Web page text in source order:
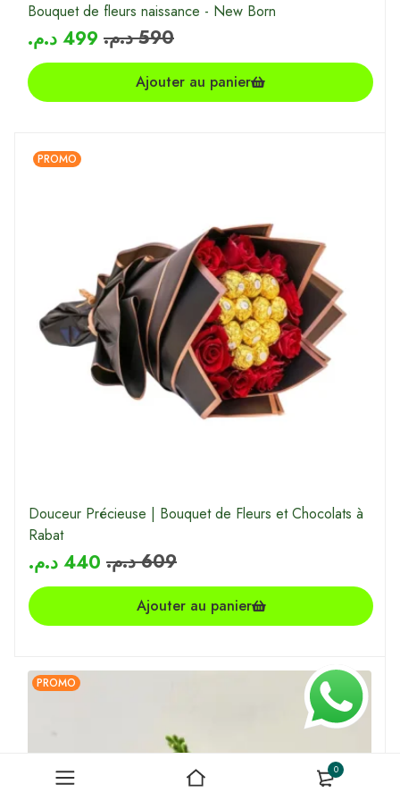
0
Bouquet de fleurs naissance - New Born
590 د.م. 499 د.م.
Ajouter au panier
PROMO
Douceur Précieuse | Bouquet de Fleurs et Chocolats à
Rabat
609 د.م. 440 د.م.
Ajouter au panier
PROMO